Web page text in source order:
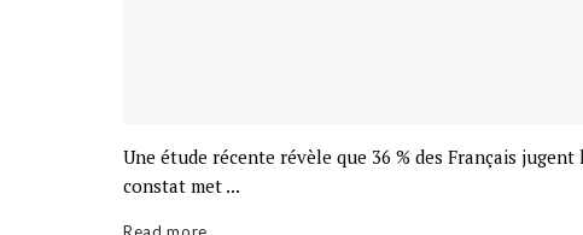
Une étude récente révèle que 36 % des Français
constat met ...